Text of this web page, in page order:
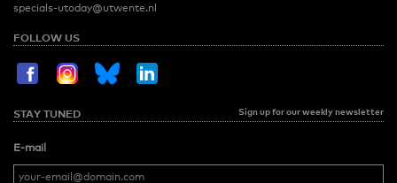
specials-utoday@utwente.nl
FOLLOW US
STAY TUNED Sign up for our weekly newsletter
E-mail